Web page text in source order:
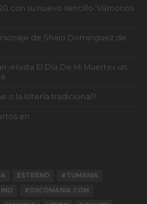
con su nuevo sencillo ‘Vámonos
de Shaio Dominguez de
«Hasta El Día De Mi Muerte» un
o la lotería tradicional?
en
ESTRENO
#TUMANIA
#DIICOMANIA.COM